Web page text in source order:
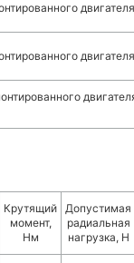
Крутящий
момент,
Нм
Допустимая
радиальная
нагрузка, Н